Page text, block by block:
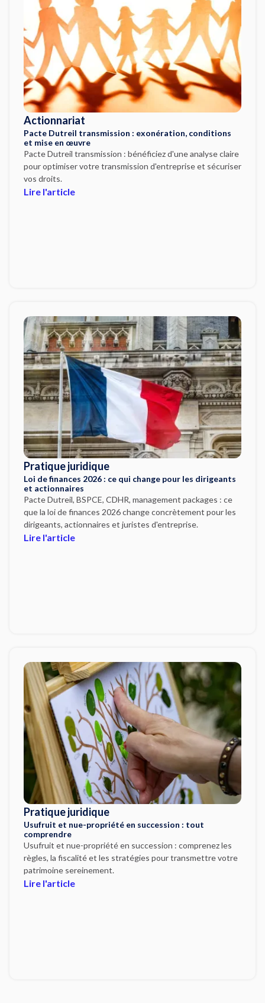
Actionnariat
Pacte Dutreil transmission : exonération, conditions
et mise en œuvre
Pacte Dutreil transmission : bénéficiez d'une analyse claire
pour optimiser votre transmission d'entreprise et sécuriser
vos droits.
Lire l'article
Pratique juridique
Loi de finances 2026 : ce qui change pour les dirigeants
et actionnaires
Pacte Dutreil, BSPCE, CDHR, management packages : ce
que la loi de finances 2026 change concrètement pour les
dirigeants, actionnaires et juristes d'entreprise.
Lire l'article
Pratique juridique
Usufruit et nue-propriété en succession : tout
comprendre
Usufruit et nue-propriété en succession : comprenez les
règles, la fiscalité et les stratégies pour transmettre votre
patrimoine sereinement.
Lire l'article